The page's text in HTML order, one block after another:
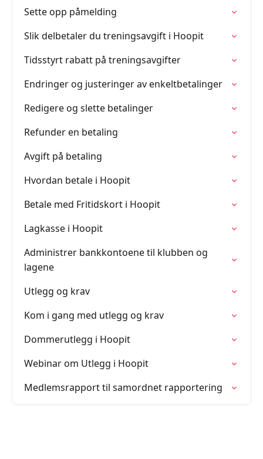
Sette opp påmelding
Slik delbetaler du treningsavgift i Hoopit
Tidsstyrt rabatt på treningsavgifter
Endringer og justeringer av enkeltbetalinger
Redigere og slette betalinger
Refunder en betaling
Avgift på betaling
Hvordan betale i Hoopit
Betale med Fritidskort i Hoopit
Lagkasse i Hoopit
Administrer bankkontoene til klubben og
lagene
Utlegg og krav
Kom i gang med utlegg og krav
Dommerutlegg i Hoopit
Webinar om Utlegg i Hoopit
Medlemsrapport til samordnet rapportering